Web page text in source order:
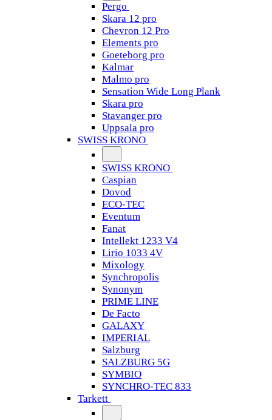
Pergo
Skara 12 pro
Chevron 12 Pro
Elements pro
Goeteborg pro
Kalmar
Malmo pro
Sensation Wide Long Plank
Skara pro
Stavanger pro
Uppsala pro
SWISS KRONO
SWISS KRONO
Caspian
Dovod
ECO-TEC
Eventum
Fanat
Intellekt 1233 V4
Lirio 1033 4V
Mixology
Synchropolis
Synonym
PRIME LINE
De Facto
GALAXY
IMPERIAL
Salzburg
SALZBURG 5G
SYMBIO
SYNCHRO-TEC 833
Tarkett